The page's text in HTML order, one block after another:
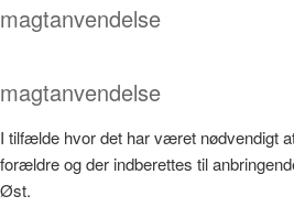
magtanvendelse
magtanvendelse
I tilfælde hvor det har været nødvendigt
forældre og der indberettes til
Øst.